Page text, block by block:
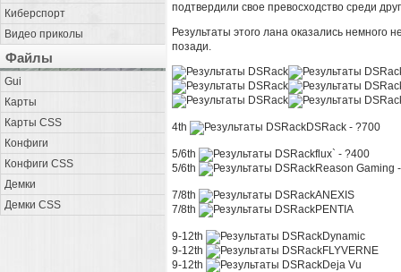
Киберспорт
Видео приколы
Файлы
Gui
Карты
Карты CSS
Конфиги
Конфиги CSS
Демки
Демки CSS
подтвердили свое превосходство среди
Результаты этого лана оказались
позади.
4th DSRack - ?700
5/6th
flux` - ?400
5/6th
Reason Gaming
7/8th
ANEXIS
7/8th
PENTIA
9-12th
Dynamic
9-12th
FLYVERNE
9-12th
Deja Vu